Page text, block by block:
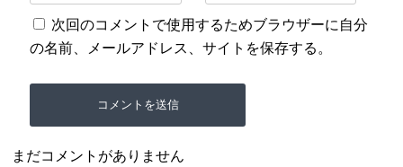
次回のコメントで使用するためブラウザーに自分
の名前、メールアドレス、サイトを保存する。
まだコメントがありません